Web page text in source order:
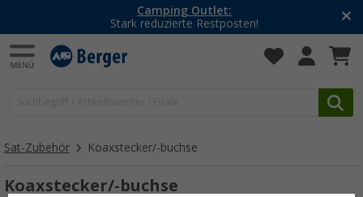
Camping Outlet:
Stark reduzierte Restposten!
Sat-Zubehör Koaxstecker/-buchse
Koaxstecker/-buchse